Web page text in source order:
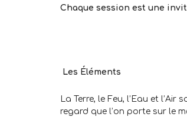
Chaque session est une
Les Éléments
La Terre, le Feu, l’Eau et
regard que l’on porte sur le